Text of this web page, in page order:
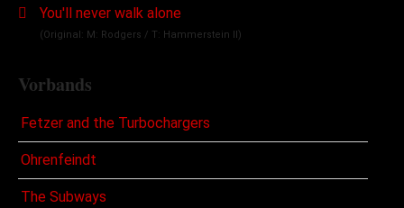
You'll never walk alone
(Original: M: Rodgers / T: Hammerstein II)
Vorbands
Fetzer and the Turbochargers
Ohrenfeindt
The Subways